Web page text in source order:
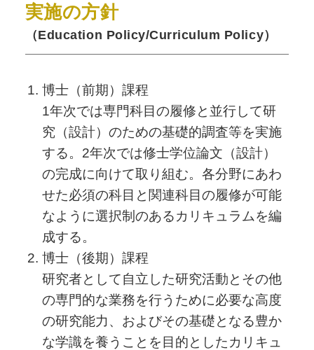
実施の方針
（Education Policy/Curriculum Policy）
博士（前期）課程
1年次では専門科目の履修と並行して研
究（設計）のための基礎的調査等を実施
する。2年次では修士学位論文（設計）
の完成に向けて取り組む。各分野にあわ
せた必須の科目と関連科目の履修が可能
なように選択制のあるカリキュラムを編
成する。
博士（後期）課程
研究者として自立した研究活動とその他
の専門的な業務を行うために必要な高度
の研究能力、およびその基礎となる豊か
な学識を養うことを目的としたカリキュ